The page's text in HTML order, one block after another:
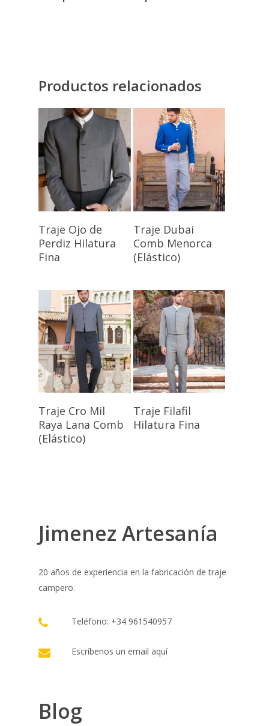
Productos relacionados
Seleccionar
Opciones
Traje Ojo de
Perdiz Hilatura
Fina
Seleccionar
Opciones
Traje Dubai
Comb Menorca
(Elástico)
Seleccionar
Opciones
Traje Cro Mil
Raya Lana Comb
(Elástico)
Seleccionar
Opciones
Traje Filafil
Hilatura Fina
Jimenez Artesanía
20 años de experiencia en la fabricación de traje
campero.
Teléfono: +34 961540957
Escríbenos un email aquí
Blog